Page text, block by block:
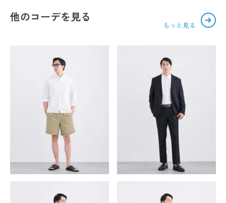
他のコーデを見る
もっと見る